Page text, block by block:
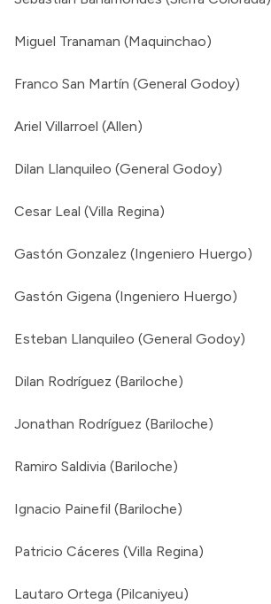
Miguel Tranaman (Maquinchao)
Franco San Martín (General Godoy)
Ariel Villarroel (Allen)
Dilan Llanquileo (General Godoy)
Cesar Leal (Villa Regina)
Gastón Gonzalez (Ingeniero Huergo)
Gastón Gigena (Ingeniero Huergo)
Esteban Llanquileo (General Godoy)
Dilan Rodríguez (Bariloche)
Jonathan Rodríguez (Bariloche)
Ramiro Saldivia (Bariloche)
Ignacio Painefil (Bariloche)
Patricio Cáceres (Villa Regina)
Lautaro Ortega (Pilcaniyeu)